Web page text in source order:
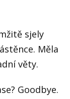
sjely
Měla
věty.
Goodbye.